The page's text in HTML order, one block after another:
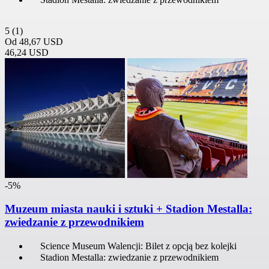
5 (1)
Od 48,67 USD
46,24 USD
-5%
Muzeum miasta nauki i sztuki + Stadion Mestalla:
zwiedzanie z przewodnikiem
Science Museum Walencji: Bilet z opcją bez kolejki
Stadion Mestalla: zwiedzanie z przewodnikiem